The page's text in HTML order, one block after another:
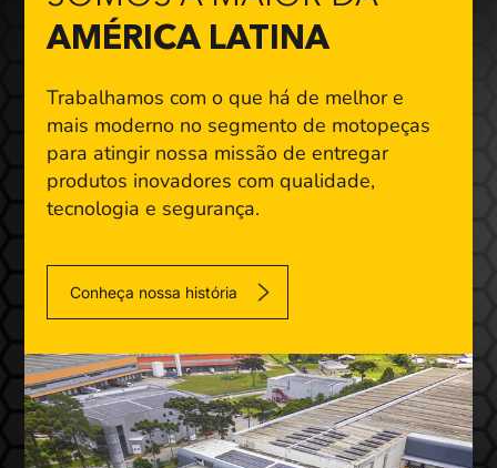
AMÉRICA LATINA
Trabalhamos com o que há de melhor e
mais moderno no segmento de motopeças
para atingir nossa missão de entregar
produtos inovadores com qualidade,
tecnologia e segurança.
Conheça nossa história